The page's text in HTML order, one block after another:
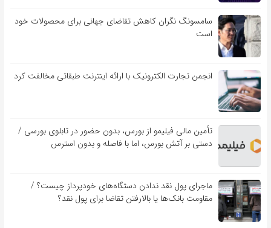
سامسونگ نگران کاهش تقاضای جهانی برای محصولات خود
است
انجمن تجارت الکترونیک با ارائه اینترنت طبقاتی مخالفت کرد
تأمین مالی فیلیمو از بورس، بدون حضور در تابلوی بورسی /
دستی بر آتش بورس، اما با فاصله و بدون استرس
ماجرای پول نقد ندادن دستگاه‌های خودپرداز چیست؟ /
مقاومت بانک‌ها یا بالارفتن تقاضا برای پول نقد؟